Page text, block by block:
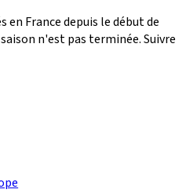
en France depuis le début de
n'est pas terminée. Suivre